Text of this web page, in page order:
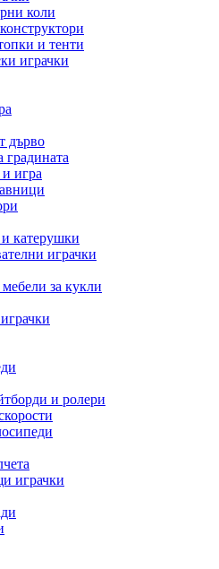
коли
и тенти
играчки
дърво
градината
игра
катерушки
играчки
за кукли
и ролери
играчки